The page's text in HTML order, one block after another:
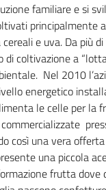
familiare e si
principalmente
e uva. Da più
di coltivazione a
Nel 2010
energetico
le celle per la
così una vera
una piccola
frutta dove